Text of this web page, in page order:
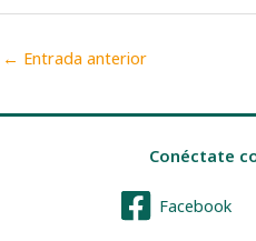
← Entrada anterior
Conéctate
Facebook